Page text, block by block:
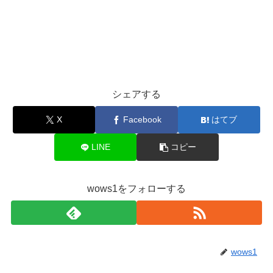
シェアする
X Facebook はてブ
LINE コピー
wows1をフォローする
wows1